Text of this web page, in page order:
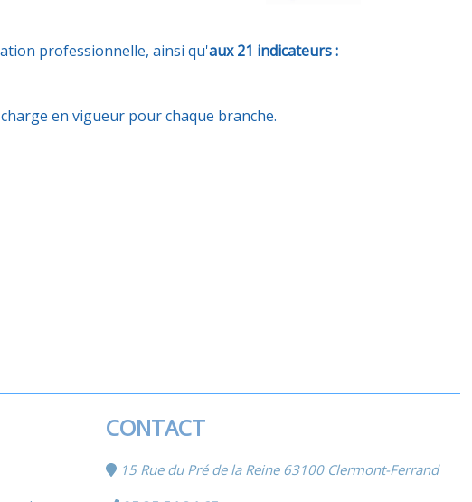
professionnelle, ainsi qu'aux 21 indicateurs :
en vigueur pour chaque branche.
CONTACT
15 Rue du Pré de la Reine 63100 Clermont-Ferrand